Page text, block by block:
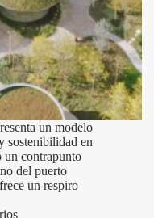
un modelo
sostenibilidad en
un contrapunto
del puerto
un respiro